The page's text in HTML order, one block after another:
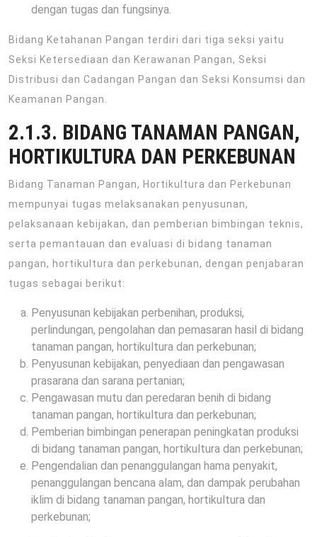
dengan tugas dan fungsinya.
Bidang Ketahanan Pangan terdiri dari tiga seksi yaitu
Seksi Ketersediaan dan Kerawanan Pangan, Seksi
Distribusi dan Cadangan Pangan dan Seksi Konsumsi dan
Keamanan Pangan.
2.1.3. BIDANG TANAMAN PANGAN,
HORTIKULTURA DAN PERKEBUNAN
Bidang Tanaman Pangan, Hortikultura dan Perkebunan
mempunyai tugas melaksanakan penyusunan,
pelaksanaan kebijakan, dan pemberian bimbingan teknis,
serta pemantauan dan evaluasi di bidang tanaman
pangan, hortikultura dan perkebunan, dengan penjabaran
tugas sebagai berikut:
Penyusunan kebijakan perbenihan, produksi,
perlindungan, pengolahan dan pemasaran hasil di bidang
tanaman pangan, hortikultura dan perkebunan;
Penyusunan kebijakan, penyediaan dan pengawasan
prasarana dan sarana pertanian;
Pengawasan mutu dan peredaran benih di bidang
tanaman pangan, hortikultura dan perkebunan;
Pemberian bimbingan penerapan peningkatan produksi
di bidang tanaman pangan, hortikultura dan perkebunan;
Pengendalian dan penanggulangan hama penyakit,
penanggulangan bencana alam, dan dampak perubahan
iklim di bidang tanaman pangan, hortikultura dan
perkebunan;